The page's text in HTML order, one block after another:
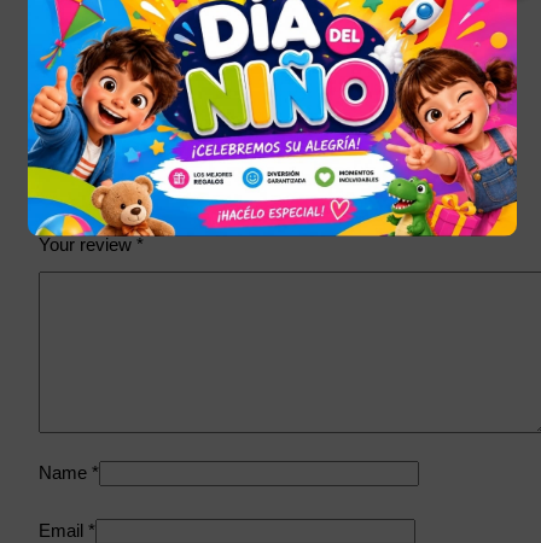
Tu dirección de correo electrónico no será publicada. Los
campos obligatorios están marcados con*
Your rating*
Your review *
Name *
Email *